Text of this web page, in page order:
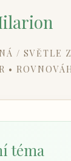
/ SVĚTLE
•
téma